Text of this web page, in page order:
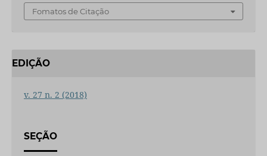
Fomatos de Citação
EDIÇÃO
v. 27 n. 2 (2018)
SEÇÃO